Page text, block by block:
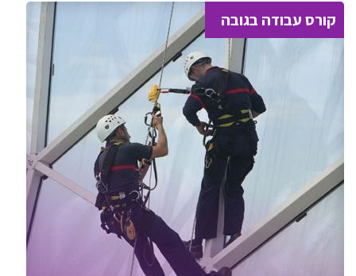
קורס עבודה בגובה